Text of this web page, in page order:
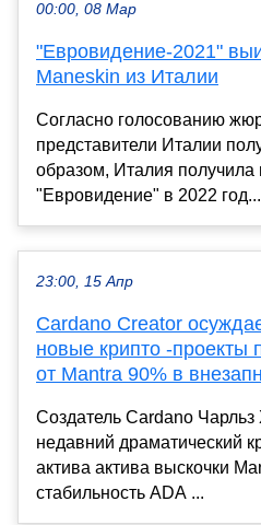
00:00, 08 Мар
"Евровидение-2021"
Maneskin из Италии
Согласно голосованию
представители Италии
образом, Италия получила
"Евровидение" в 2022 год...
23:00, 15 Апр
Cardano Creator
новые крипто -проекты
от Mantra 90% в
Создатель Cardano Чарльз
недавний драматический
актива актива выскочки
стабильность ADA ...